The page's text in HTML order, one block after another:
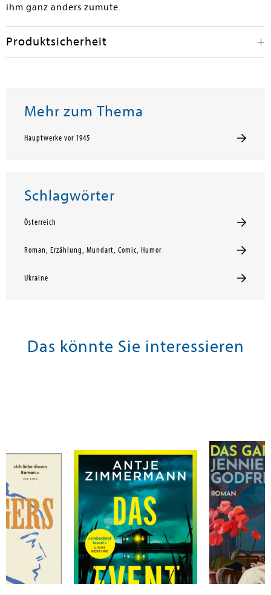
ihm ganz anders zumute.
Produktsicherheit
Mehr zum Thema
Hauptwerke vor 1945
Schlagwörter
Österreich
Roman, Erzählung, Mundart, Comic, Humor
Ukraine
Das könnte Sie interessieren